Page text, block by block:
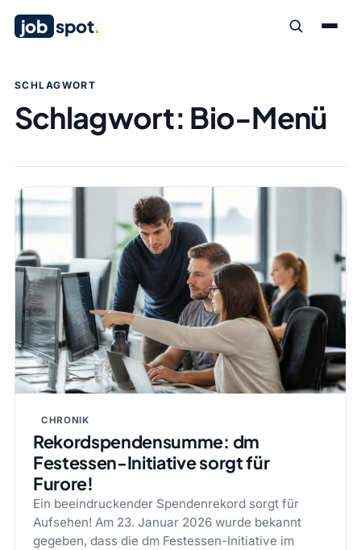
job spot.
SCHLAGWORT
Schlagwort: Bio-Menü
CHRONIK
Rekordspendensumme: dm
Festessen-Initiative sorgt für
Furore!
Ein beeindruckender Spendenrekord sorgt für
Aufsehen! Am 23. Januar 2026 wurde bekannt
gegeben, dass die dm Festessen-Initiative im